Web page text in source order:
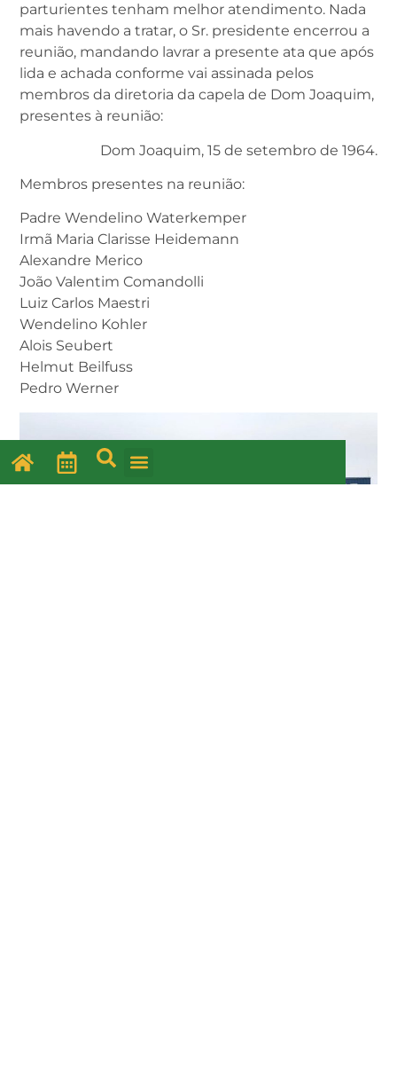
parturientes tenham melhor atendimento. Nada
mais havendo a tratar, o Sr. presidente encerrou a
reunião, mandando lavrar a presente ata que após
lida e achada conforme vai assinada pelos
membros da diretoria da capela de Dom Joaquim,
presentes à reunião:
Dom Joaquim, 15 de setembro de 1964.
Membros presentes na reunião:
Padre Wendelino Waterkemper
Irmã Maria Clarisse Heidemann
Alexandre Merico
João Valentim Comandolli
Luiz Carlos Maestri
Wendelino Kohler
Alois Seubert
Helmut Beilfuss
Pedro Werner